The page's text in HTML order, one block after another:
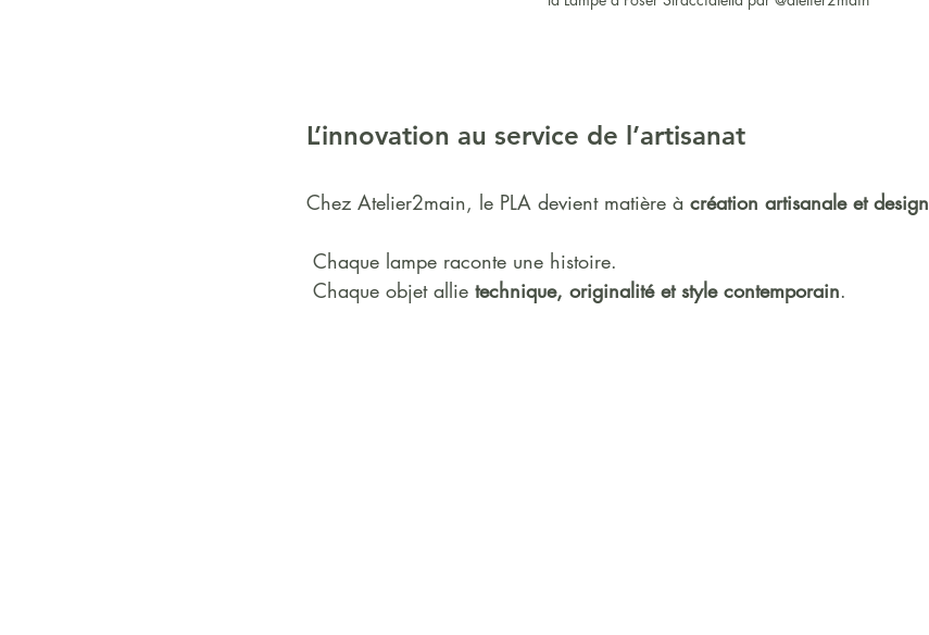
L’innovation au service de l’artisanat
Chez Atelier2main, le PLA devient matière à création artisanale et design
Chaque lampe raconte une histoire.
Chaque objet allie technique, originalité et style contemporain.